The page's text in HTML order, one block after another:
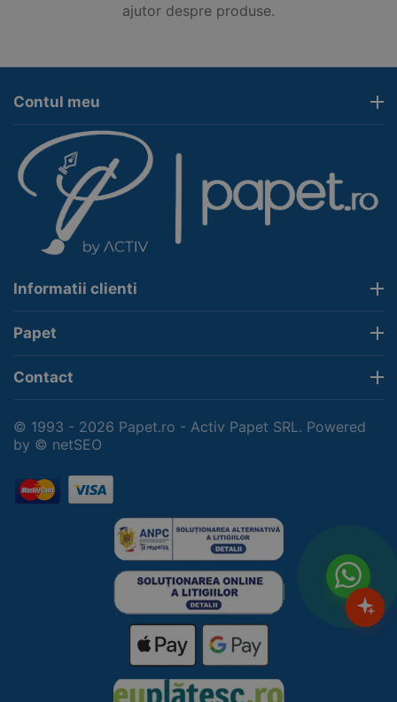
ajutor despre produse.
Contul meu
Informatii clienti
Papet
Contact
© 1993 - 2026 Papet.ro - Activ Papet SRL. Powered
by © netSEO